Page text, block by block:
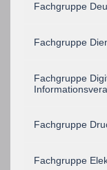
Fachgruppe
Fachgruppe
Fachgruppe
Fachgruppe
Fachgruppe